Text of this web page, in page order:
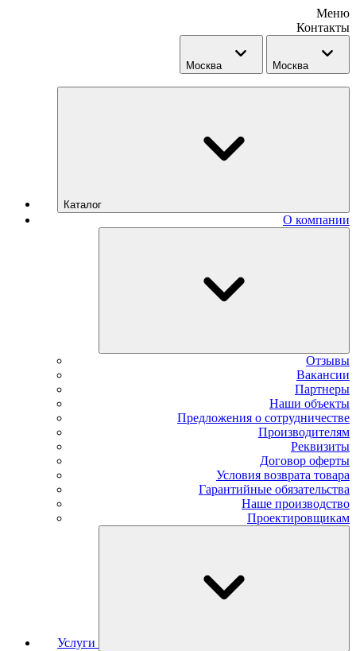
Меню
Контакты
Москва Москва
Каталог
О компании
Отзывы
Вакансии
Партнеры
Наши объекты
Предложения о сотрудничестве
Производителям
Реквизиты
Договор оферты
Условия возврата товара
Гарантийные обязательства
Наше производство
Проектировщикам
Услуги